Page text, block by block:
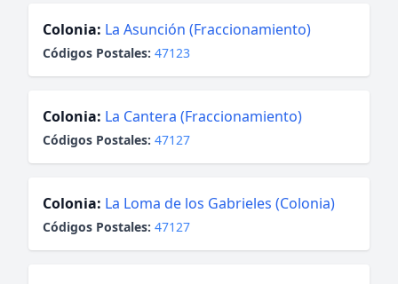
Colonia: La Asunción (Fraccionamiento)
Códigos Postales: 47123
Colonia: La Cantera (Fraccionamiento)
Códigos Postales: 47127
Colonia: La Loma de los Gabrieles (Colonia)
Códigos Postales: 47127